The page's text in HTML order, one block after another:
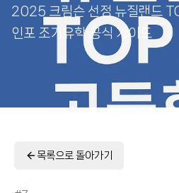
2025 크림슨 선정 뉴질랜드
인포 조기유학 공식 가이드
목록으로 돌아가기